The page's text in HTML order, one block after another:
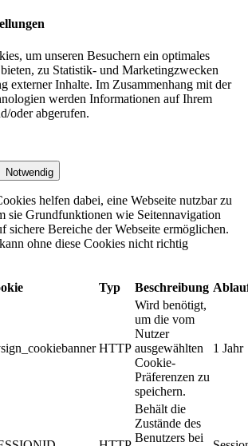
um unseren Besuchern ein optimales
zu Statistik- und Marketingzwecken
externer Inhalte. Im Zusammenhang mit der
werden Informationen auf Ihrem
oder abgerufen.
Notwendig
helfen dabei, eine Webseite nutzbar zu
sie Grundfunktionen wie Seitennavigation
sichere Bereiche der Webseite ermöglichen.
ohne diese Cookies nicht richtig
Typ Beschreibung
HTTP
Wird benötigt,
um die vom
Nutzer
ausgewählten
Cookie-
Präferenzen zu
speichern.
1 Jahr
Behält die
Zustände des
Benutzers bei